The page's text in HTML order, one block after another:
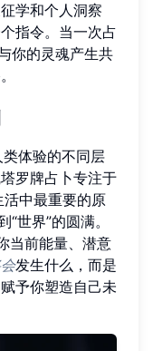
学和个人洞察
指令。当一次占
你的灵魂产生共
体验的不同层
罗牌占卜专注于
中最重要的原
世界”的圆满。
当前能量、潜意
发生什么，而是
予你塑造自己未